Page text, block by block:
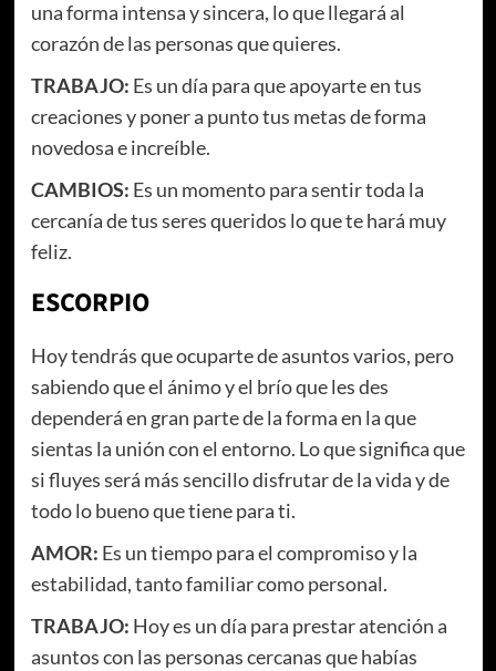
una forma intensa y sincera, lo que llegará al
corazón de las personas que quieres.
TRABAJO: Es un día para que apoyarte en tus
creaciones y poner a punto tus metas de forma
novedosa e increíble.
CAMBIOS: Es un momento para sentir toda la
cercanía de tus seres queridos lo que te hará muy
feliz.
ESCORPIO
Hoy tendrás que ocuparte de asuntos varios, pero
sabiendo que el ánimo y el brío que les des
dependerá en gran parte de la forma en la que
sientas la unión con el entorno. Lo que significa que
si fluyes será más sencillo disfrutar de la vida y de
todo lo bueno que tiene para ti.
AMOR: Es un tiempo para el compromiso y la
estabilidad, tanto familiar como personal.
TRABAJO: Hoy es un día para prestar atención a
asuntos con las personas cercanas que habías